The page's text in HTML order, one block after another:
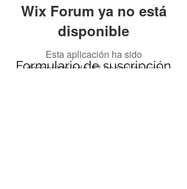
Wix Forum ya no está
disponible
Esta aplicación ha sido
descontinuada. Si necesitas una
Formulario de suscripción